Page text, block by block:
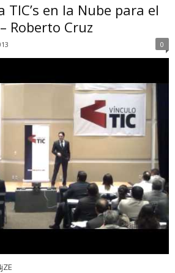
en la Nube para el
Roberto Cruz
0